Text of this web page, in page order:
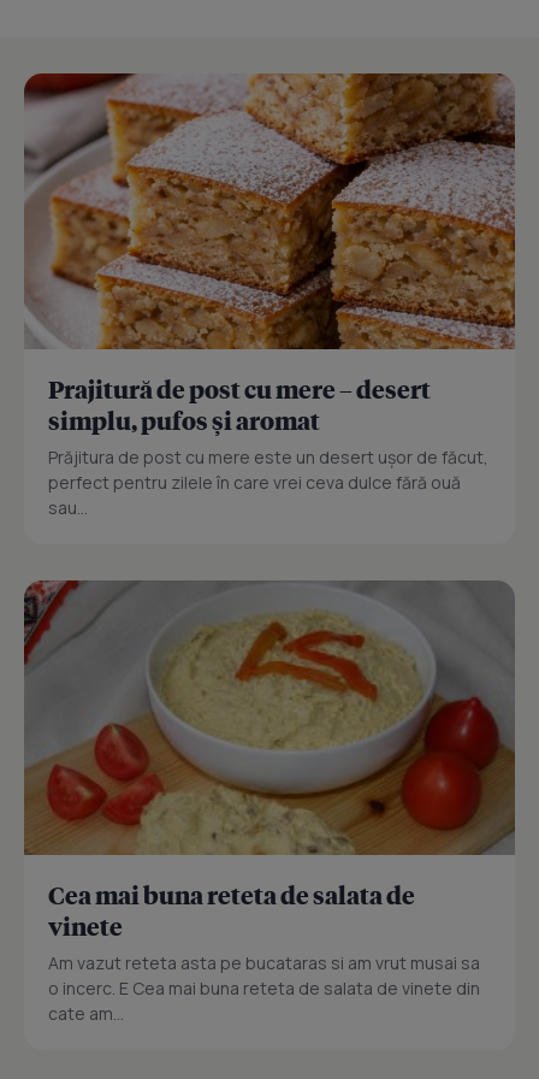
Prajitură de post cu mere – desert
simplu, pufos și aromat
Prăjitura de post cu mere este un desert ușor de făcut,
perfect pentru zilele în care vrei ceva dulce fără ouă
sau...
Cea mai buna reteta de salata de
vinete
Am vazut reteta asta pe bucataras si am vrut musai sa
o incerc. E Cea mai buna reteta de salata de vinete din
cate am...